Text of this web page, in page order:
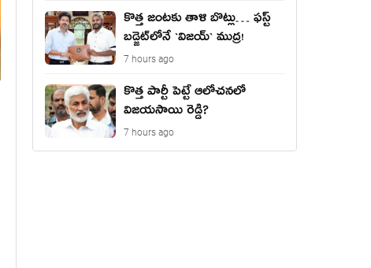
కొత్త జంట‌కు తాళి బొట్లు… ఫ‌స్ట్
బ‌డ్జెట్‌లోనే `విజ‌య్` ముద్ర‌!
7 hours ago
కొత్త పార్టీ పెట్టే ఆలోచనలో
విజయసాయి రెడ్డి?
7 hours ago